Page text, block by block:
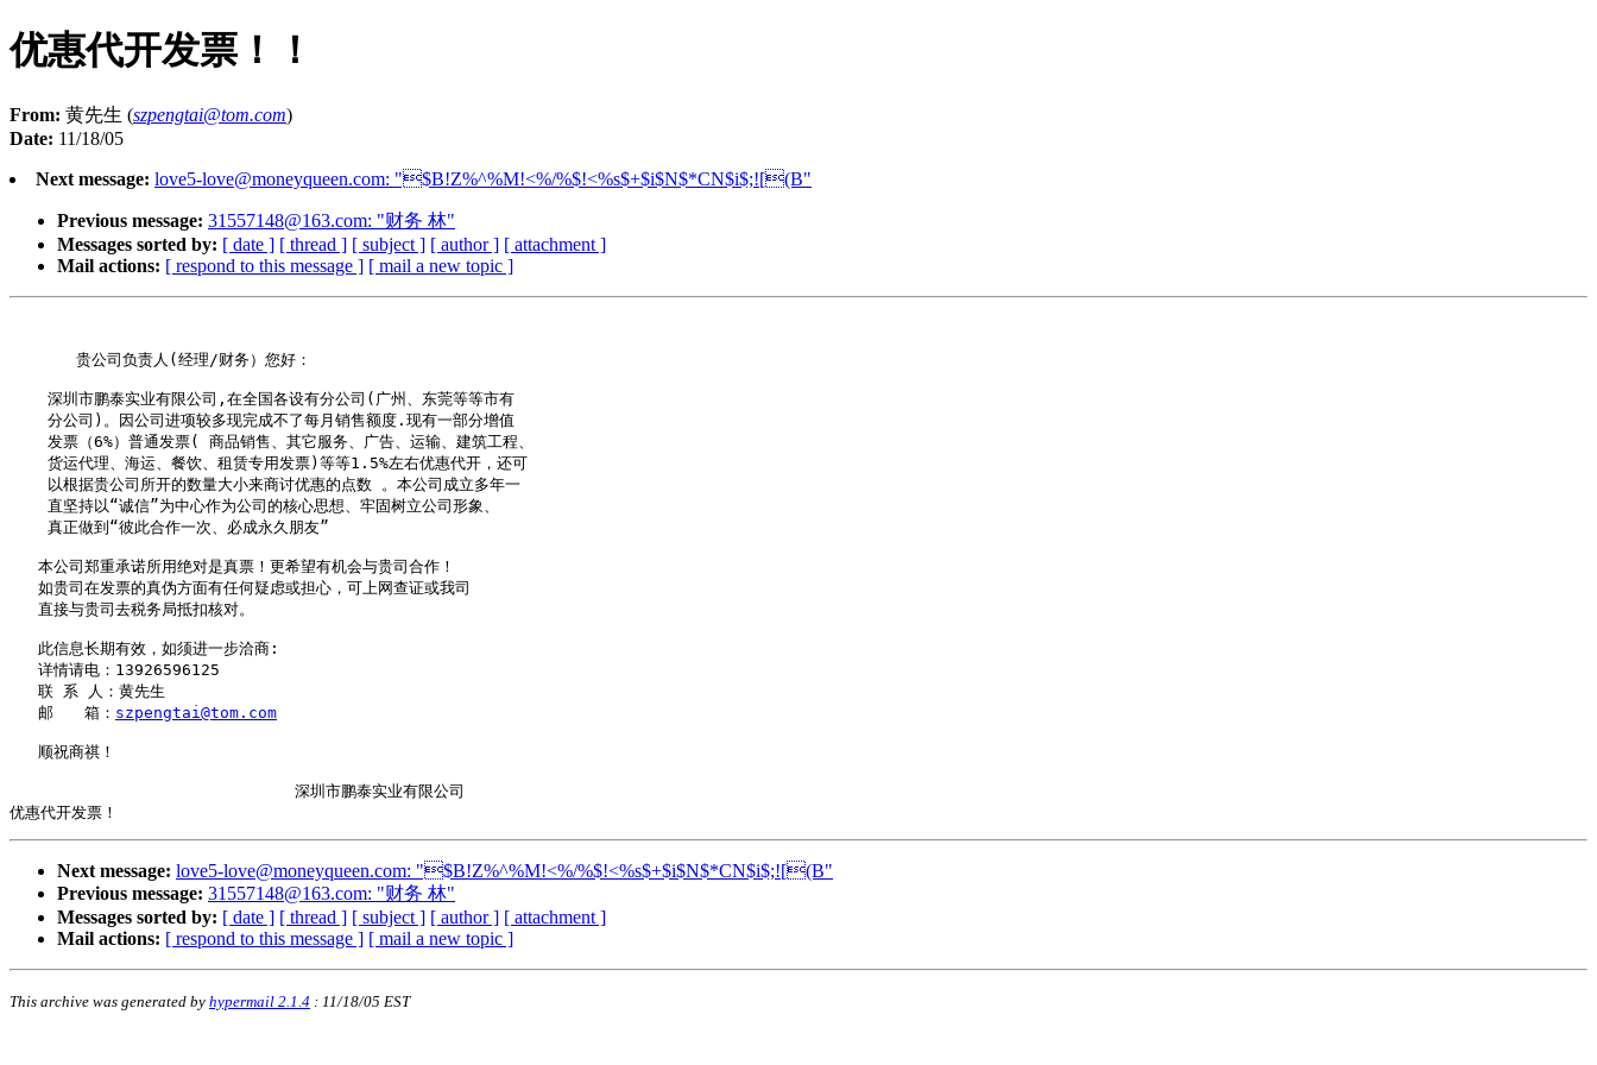
优惠代开发票！！
From: 黄先生 (szpengtai@tom.com)
Date: 11/18/05
Next message: love5-love@moneyqueen.com: "$B!Z%^%M!<%/%$!<%s$+$i$N$*CN$i$;![(B"
Previous message: 31557148@163.com: "财务 林"
Messages sorted by: [ date ] [ thread ] [ subject ] [ author ] [ attachment ]
Mail actions: [ respond to this message ] [ mail a new topic ]
       贵公司负责人(经理/财务）您好：
    深圳市鹏泰实业有限公司,在全国各设有分公司(广州、东莞等等市有
    分公司)。因公司进项较多现完成不了每月销售额度.现有一部分增值
    发票（6%）普通发票( 商品销售、其它服务、广告、运输、建筑工程、
    货运代理、海运、餐饮、租赁专用发票)等等1.5%左右优惠代开，还可
    以根据贵公司所开的数量大小来商讨优惠的点数 。本公司成立多年一
    直坚持以“诚信”为中心作为公司的核心思想、牢固树立公司形象、
    真正做到“彼此合作一次、必成永久朋友”
   本公司郑重承诺所用绝对是真票！更希望有机会与贵司合作！
   如贵司在发票的真伪方面有任何疑虑或担心，可上网查证或我司
   直接与贵司去税务局抵扣核对。
   此信息长期有效，如须进一步洽商:
   详情请电：13926596125
   联 系 人：黄先生
   邮　　箱：
szpengtai@tom.com
   顺祝商祺！
                              深圳市鹏泰实业有限公司
Next message: love5-love@moneyqueen.com: "$B!Z%^%M!<%/%$!<%s$+$i$N$*CN$i$;![(B"
Previous message: 31557148@163.com: "财务 林"
Messages sorted by: [ date ] [ thread ] [ subject ] [ author ] [ attachment ]
Mail actions: [ respond to this message ] [ mail a new topic ]
This archive was generated by hypermail 2.1.4 : 11/18/05 EST